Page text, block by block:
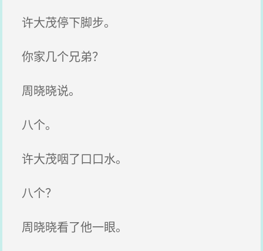
许大茂停下脚步。
你家几个兄弟？
周晓晓说。
八个。
许大茂咽了口口水。
八个？
周晓晓看了他一眼。